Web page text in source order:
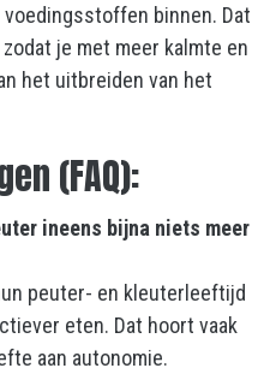
binnen. Dat
je met meer kalmte en
het uitbreiden van het
(FAQ):
ineens bijna niets meer
peuter- en kleuterleeftijd
eten. Dat hoort vaak
aan autonomie.